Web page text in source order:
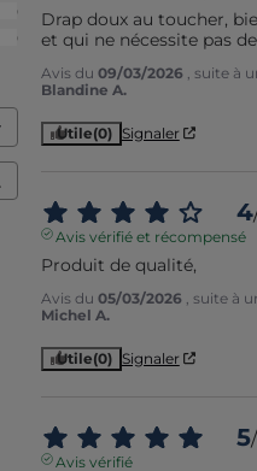
0
0
Drap doux au toucher,
et qui ne nécessite pas
Avis du 09/03/2026
, suite à
Blandine A.
Utile(0) Signaler
4
Avis vérifié et récompensé
Produit de qualité,
Avis du 05/03/2026
, suite à
Michel A.
Utile(0) Signaler
5/
Avis vérifié